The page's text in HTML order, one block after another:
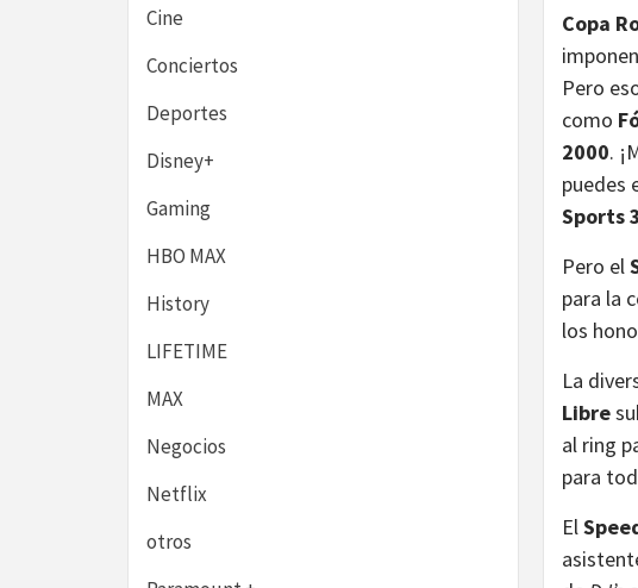
Copa
Pero
como
2000.
puedes
Sports
Pero el
para la
los
La
Libre
al ring
para
El
Cine
Conciertos
Deportes
Disney+
Gaming
HBO MAX
History
LIFETIME
MAX
Negocios
Netflix
otros